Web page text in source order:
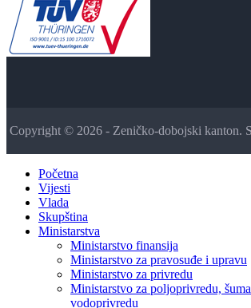
Copyright © 2026 - Zeničko-dobojski kanton.
Početna
Vijesti
Vlada
Skupština
Ministarstva
Ministarstvo finansija
Ministarstvo za pravosuđe i upravu
Ministarstvo za privredu
Ministarstvo za poljoprivredu,
vodoprivredu